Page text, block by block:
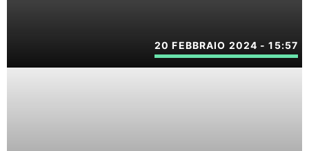
20 FEBBRAIO 2024 - 15:57